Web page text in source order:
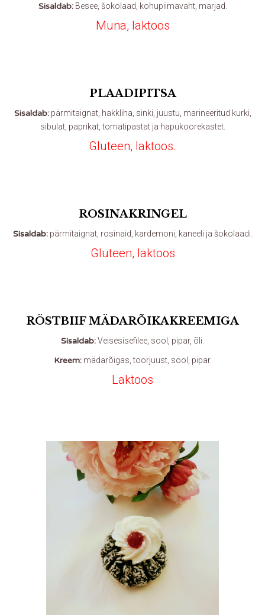
Sisaldab:Besee, šokolaad, kohupiimavaht, marjad.
Muna, laktoos
PLAADIPITSA
Sisaldab:pärmitaignat, hakkliha, sinki, juustu, marineeritud kurki,
sibulat, paprikat, tomatipastat ja hapukoorekastet.
Gluteen, laktoos.
ROSINAKRINGEL
Sisaldab:pärmitaignat, rosinaid, kardemoni, kaneeli ja šokolaadi.
Gluteen, laktoos
RÖSTBIIF MÄDARÕIKAKREEMIGA
Sisaldab:Veisesisefilee, sool, pipar, õli.
Kreem:mädarõigas, toorjuust, sool, pipar.
Laktoos